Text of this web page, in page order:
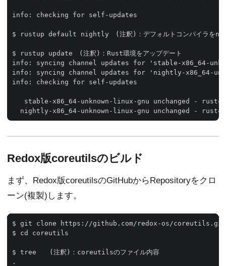
info: checking for self-updates
$ rustup default nightly　(注釈)：デフォルトコンパイラを
$ rustup update　(注釈)：Rust環境をアップデート
info: syncing channel updates for 'stable-x86_64-
info: syncing channel updates for 'nightly-x86_64-
info: checking for self-updates
stable-x86_64-unknown-linux-gnu unchanged - rustc
Redox版coreutilsのビルド
まず、Redox版coreutilsのGitHubからRepositoryをクロ
ーン(複製)します。
$ git clone https://github.com/redox-os/coreutils.git
$ cd coreutils
$ tree　　(注釈)：coreutilsのファイル内容
.